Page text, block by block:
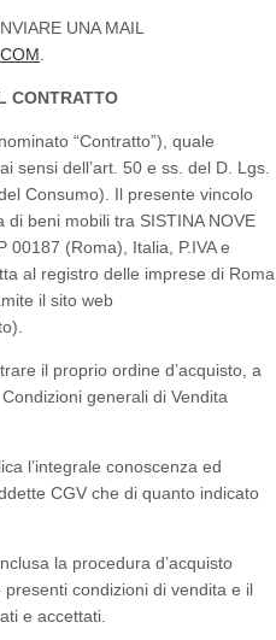
UNA MAIL
CONTRATTO
“Contratto”), quale
sensi dell’art. 50 e ss. del D. Lgs.
Consumo). Il presente vincolo
beni mobili tra SISTINA NOVE
00187 (Roma), Italia, P.IVA e
al registro delle imprese di Roma
il sito web
il proprio ordine d’acquisto, a
generali di Vendita
l’integrale conoscenza ed
CGV che di quanto indicato
la procedura d’acquisto
condizioni di vendita e il
e accettati.